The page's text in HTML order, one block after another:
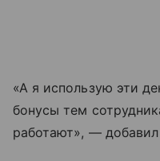
«А я использую эти
бонусы тем
работают», —